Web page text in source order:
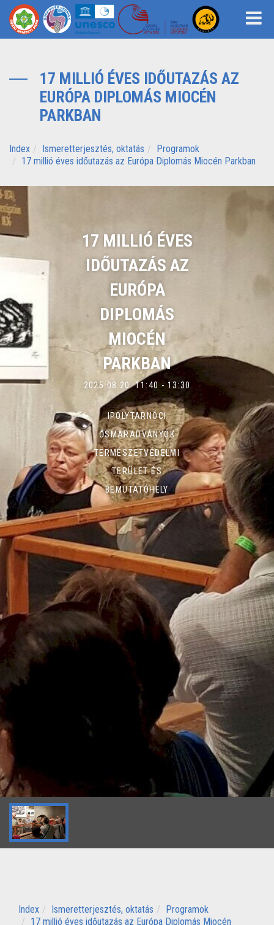
17 MILLIÓ ÉVES IDŐUTAZÁS AZ
EURÓPA DIPLOMÁS MIOCÉN
PARKBAN
Index Ismeretterjesztés, oktatás
Programok
17 millió éves időutazás az Európa Diplomás Miocén Parkban
17 MILLIÓ ÉVES
IDŐUTAZÁS AZ
EURÓPA
DIPLOMÁS
MIOCÉN
PARKBAN
2025.08.20. 11:40 - 13:30
IPOLYTARNÓCI
ŐSMARADVÁNYOK
TERMÉSZETVÉDELMI
TERÜLET ÉS
BEMUTATÓHELY
Index Ismeretterjesztés, oktatás
Programok
17 millió éves időutazás az Európa Diplomás Miocén